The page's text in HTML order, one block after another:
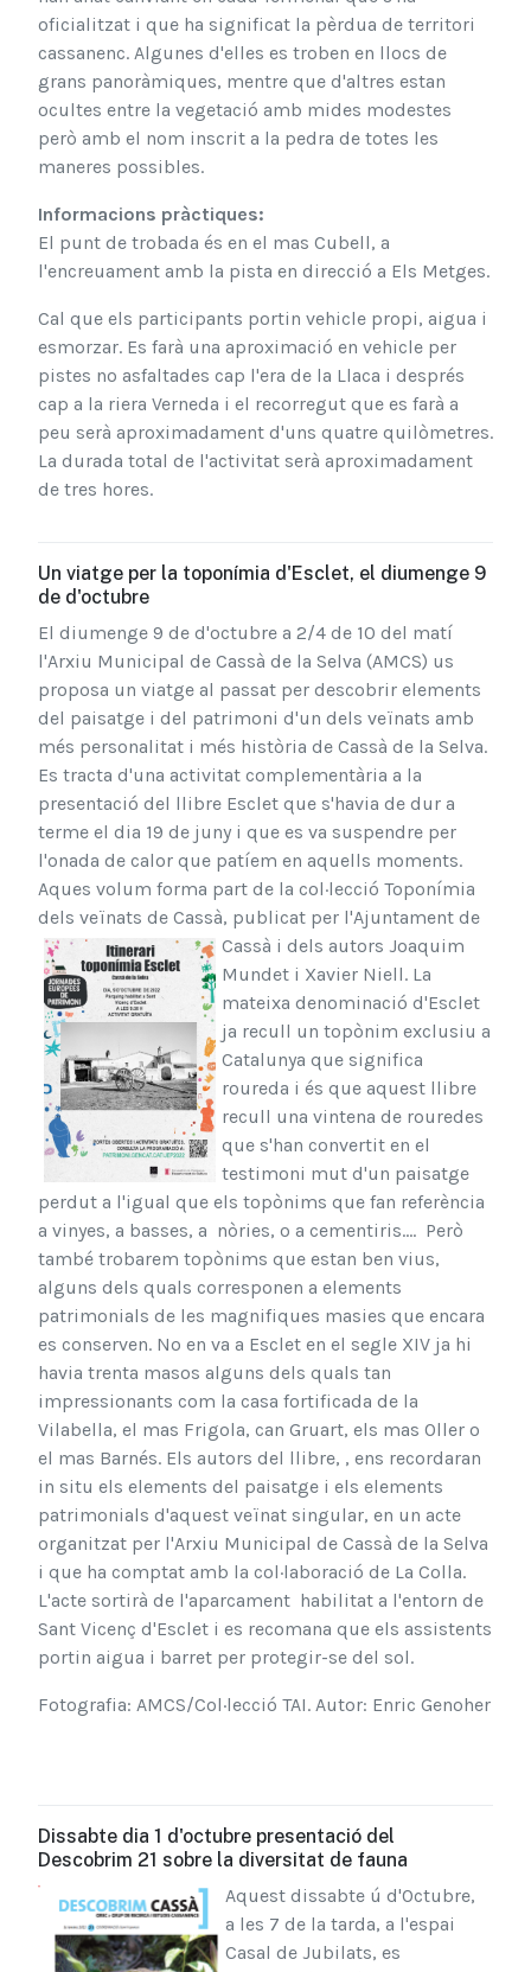
oficialitzat i que ha significat la pèrdua de territori
cassanenc. Algunes d'elles es troben en llocs de
grans panoràmiques, mentre que d'altres estan
ocultes entre la vegetació amb mides modestes
però amb el nom inscrit a la pedra de totes les
maneres possibles.
Informacions pràctiques:
El punt de trobada és en el mas Cubell, a
l'encreuament amb la pista en direcció a Els Metges.
Cal que els participants portin vehicle propi, aigua i
esmorzar. Es farà una aproximació en vehicle per
pistes no asfaltades cap l'era de la Llaca i després
cap a la riera Verneda i el recorregut que es farà a
peu serà aproximadament d'uns quatre quilòmetres.
La durada total de l'activitat serà aproximadament
de tres hores.
Un viatge per la toponímia d'Esclet, el diumenge 9
de d'octubre
El diumenge 9 de d'octubre a 2/4 de 10 del matí
l'Arxiu Municipal de Cassà de la Selva (AMCS) us
proposa un viatge al passat per descobrir elements
del paisatge i del patrimoni d'un dels veïnats amb
més personalitat i més història de Cassà de la Selva.
Es tracta d'una activitat complementària a la
presentació del llibre Esclet que s'havia de dur a
terme el dia 19 de juny i que es va suspendre per
l'onada de calor que patíem en aquells moments.
Aques volum forma part de la col·lecció Toponímia
dels veïnats de Cassà, publicat per l'Ajuntament de
Cassà i dels autors Joaquim
Mundet i Xavier Niell. La
mateixa denominació d'Esclet
ja recull un topònim exclusiu a
Catalunya que significa
roureda i és que aquest llibre
recull una vintena de rouredes
que s'han convertit en el
testimoni mut d'un paisatge
perdut a l'igual que els topònims que fan referència
a vinyes, a basses, a nòries, o a cementiris.... Però
també trobarem topònims que estan ben vius,
alguns dels quals corresponen a elements
patrimonials de les magnifiques masies que encara
es conserven. No en va a Esclet en el segle XIV ja hi
havia trenta masos alguns dels quals tan
impressionants com la casa fortificada de la
Vilabella, el mas Frigola, can Gruart, els mas Oller o
el mas Barnés. Els autors del llibre, , ens recordaran
in situ els elements del paisatge i els elements
patrimonials d'aquest veïnat singular, en un acte
organitzat per l'Arxiu Municipal de Cassà de la Selva
i que ha comptat amb la col·laboració de La Colla.
L'acte sortirà de l'aparcament habilitat a l'entorn de
Sant Vicenç d'Esclet i es recomana que els assistents
portin aigua i barret per protegir-se del sol.
Fotografia: AMCS/Col·lecció TAI. Autor: Enric Genoher
Dissabte dia 1 d'octubre presentació del
Descobrim 21 sobre la diversitat de fauna
Aquest dissabte ú d'Octubre,
a les 7 de la tarda, a l'espai
Casal de Jubilats, es